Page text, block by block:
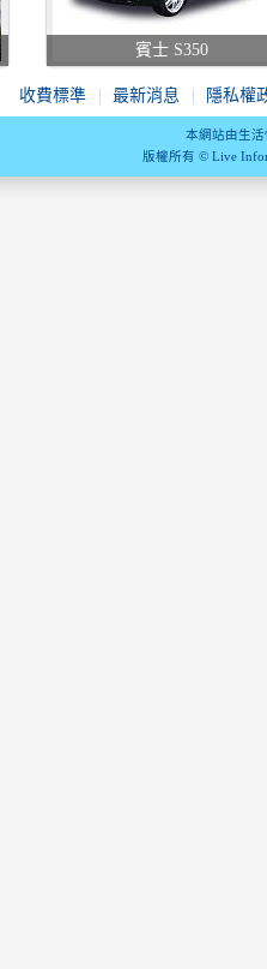
賓士 S350
收費標準 最新消息 隱私權
本網站由生
版權所有 © Live